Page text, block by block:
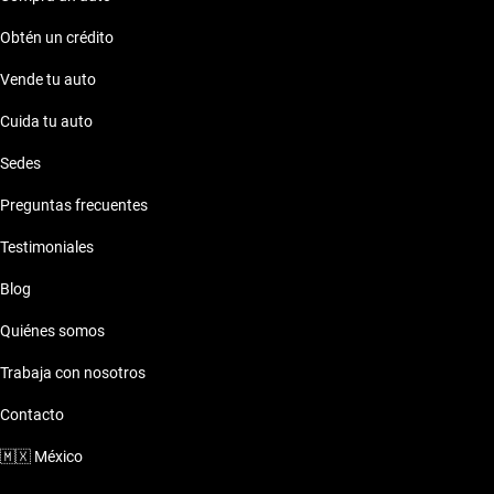
Obtén un crédito
Vende tu auto
Cuida tu auto
Sedes
Preguntas frecuentes
Testimoniales
Blog
Quiénes somos
Trabaja con nosotros
Contacto
🇲🇽 México